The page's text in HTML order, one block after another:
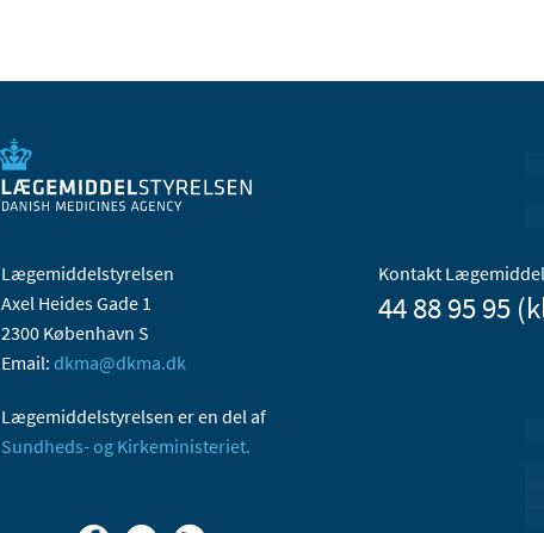
Lægemiddelstyrelsen
Axel Heides Gade 1
2300 København S
Email: dkma@dkma.dk
Lægemiddelstyrelsen er en del af
Sundheds- og Kirkeministeriet.
Kontakt
44 88 95 95